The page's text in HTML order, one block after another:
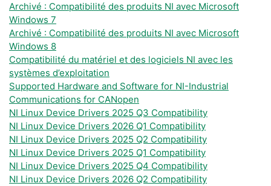
Archivé : Compatibilité des produits NI avec Microsoft
Windows 7
Archivé : Compatibilité des produits NI avec Microsoft
Windows 8
Compatibilité du matériel et des logiciels NI avec les
systèmes d’exploitation
Supported Hardware and Software for NI-Industrial
Communications for CANopen
NI Linux Device Drivers 2025 Q3 Compatibility
NI Linux Device Drivers 2026 Q1 Compatibility
NI Linux Device Drivers 2025 Q2 Compatibility
NI Linux Device Drivers 2025 Q1 Compatibility
NI Linux Device Drivers 2025 Q4 Compatibility
NI Linux Device Drivers 2026 Q2 Compatibility